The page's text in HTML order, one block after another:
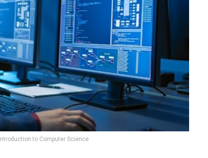
Introduction to Computer Science